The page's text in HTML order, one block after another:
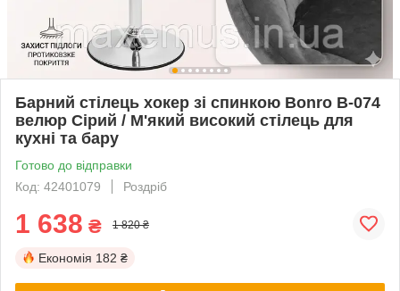
Барний стілець хокер зі спинкою Bonro B-074
велюр Сірий / М'який високий стілець для
кухні та бару
Готово до відправки
Код: 42401079
Роздріб
1 638 ₴ 1 820 ₴
Економія 182 ₴